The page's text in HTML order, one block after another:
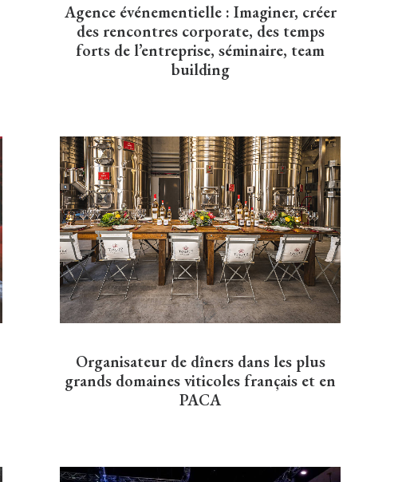
Agence événementielle : Imaginer, créer
des rencontres corporate, des temps
forts de l’entreprise, séminaire, team
building
Organisateur de dîners dans les plus
grands domaines viticoles français et en
PACA